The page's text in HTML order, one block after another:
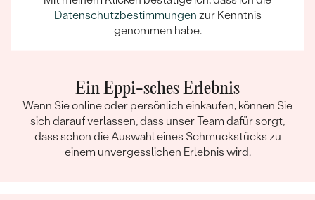
Ein Eppi-sches Erlebnis
Wenn Sie online oder persönlich einkaufen, können Sie
sich darauf verlassen, dass unser Team dafür sorgt,
dass schon die Auswahl eines Schmuckstücks zu
einem unvergesslichen Erlebnis wird.
Datenschutzbestimmungen zur Kenntnis
genommen habe.